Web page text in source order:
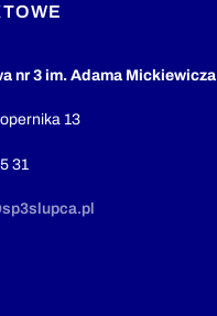
nr 3 im. Adama Mickiewicza
13
31